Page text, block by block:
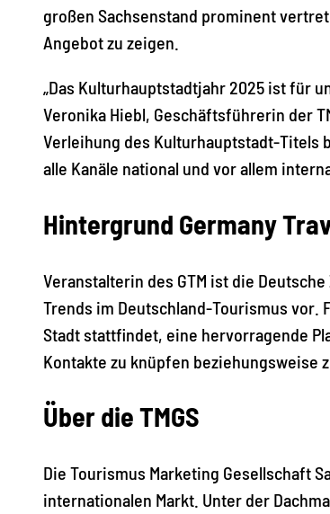
großen Sachsenstand prominent
Angebot zu zeigen.
„Das Kulturhauptstadtjahr 2025 ist für
Veronika Hiebl, Geschäftsführerin der
Verleihung des Kulturhauptstadt-Titels
alle Kanäle national und vor allem
Hintergrund Germany
Veranstalterin des GTM ist die
Trends im Deutschland-Tourismus vor.
Stadt stattfindet, eine hervorragende
Kontakte zu knüpfen beziehungsweise
Über die TMGS
Die Tourismus Marketing Gesellschaft
internationalen Markt. Unter der